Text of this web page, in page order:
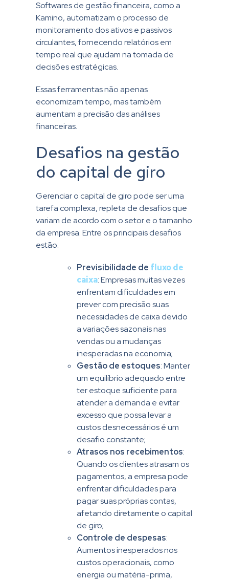
Softwares de gestão financeira, como a
Kamino, automatizam o processo de
monitoramento dos ativos e passivos
circulantes, fornecendo relatórios em
tempo real que ajudam na tomada de
decisões estratégicas.
Essas ferramentas não apenas
economizam tempo, mas também
aumentam a precisão das análises
financeiras.
Desafios na gestão
do capital de giro
Gerenciar o capital de giro pode ser uma
tarefa complexa, repleta de desafios que
variam de acordo com o setor e o tamanho
da empresa. Entre os principais desafios
estão:
Previsibilidade de fluxo de
caixa: Empresas muitas vezes
enfrentam dificuldades em
prever com precisão suas
necessidades de caixa devido
a variações sazonais nas
vendas ou a mudanças
inesperadas na economia;
Gestão de estoques: Manter
um equilíbrio adequado entre
ter estoque suficiente para
atender a demanda e evitar
excesso que possa levar a
custos desnecessários é um
desafio constante;
Atrasos nos recebimentos:
Quando os clientes atrasam os
pagamentos, a empresa pode
enfrentar dificuldades para
pagar suas próprias contas,
afetando diretamente o capital
de giro;
Controle de despesas:
Aumentos inesperados nos
custos operacionais, como
energia ou matéria-prima,